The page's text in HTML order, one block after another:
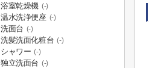
浴室乾燥機 (-)
温水洗浄便座 (-)
洗面台 (-)
洗髪洗面化粧台 (-)
シャワー (-)
独立洗面台 (-)